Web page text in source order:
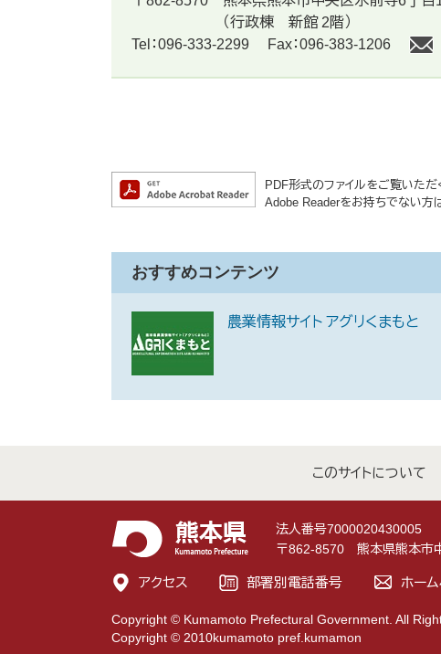
（行政棟 新館 2階）
Tel：096-333-2299
Fax：096-383-1206
PDF形式のファイルをご覧いた
Adobe Readerをお持ちでない方は
おすすめコンテンツ
農業情報サイト アグリくまもと
このサイトについて
法人番号7000020430005
〒862-8570 熊本県熊本市
アクセス 部署別電話番号 ホー
Copyright © Kumamoto Prefectural Government. All
Copyright © 2010kumamoto pref.kumamon